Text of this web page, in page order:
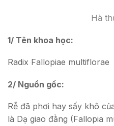
Hà
1/ Tên khoa học:
Radix Fallopiae multiflorae
2/ Nguồn gốc:
Rễ đã phơi hay sấy khô
là Dạ giao đằng (Fallopia